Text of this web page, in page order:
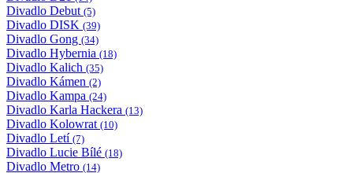
Divadlo Debut (5)
Divadlo DISK (39)
Divadlo Gong (34)
Divadlo Hybernia (18)
Divadlo Kalich (35)
Divadlo Kámen (2)
Divadlo Kampa (24)
Divadlo Karla Hackera (13)
Divadlo Kolowrat (10)
Divadlo Letí (7)
Divadlo Lucie Bílé (18)
Divadlo Metro (14)